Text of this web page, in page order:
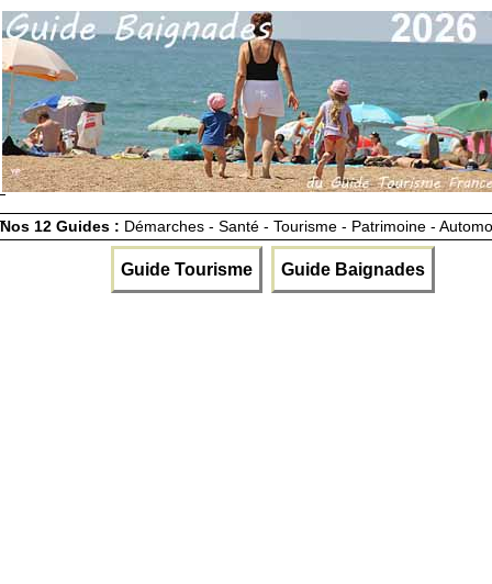
Nos 12 Guides : Démarches - Santé - Tourisme - Patrimoine -
Guide Tourisme Guide Baignades